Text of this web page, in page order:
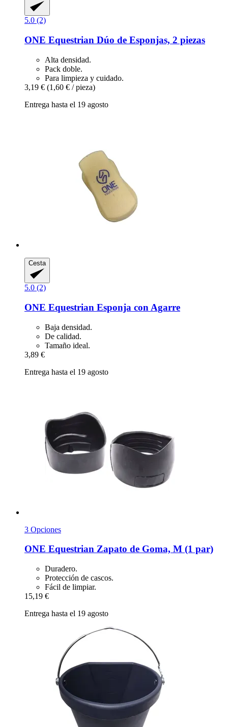
5.0 (2)
ONE Equestrian Dúo de Esponjas, 2 piezas
Alta densidad.
Pack doble.
Para limpieza y cuidado.
3,19 € (1,60 € / pieza)
Entrega hasta el 19 agosto
Cesta
5.0 (2)
ONE Equestrian Esponja con Agarre
Baja densidad.
De calidad.
Tamaño ideal.
3,89 €
Entrega hasta el 19 agosto
3 Opciones
ONE Equestrian Zapato de Goma, M (1 par)
Duradero.
Protección de cascos.
Fácil de limpiar.
15,19 €
Entrega hasta el 19 agosto